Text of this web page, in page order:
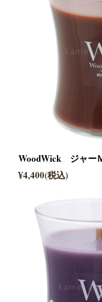
WoodWick ジャー
¥4,400(税込)